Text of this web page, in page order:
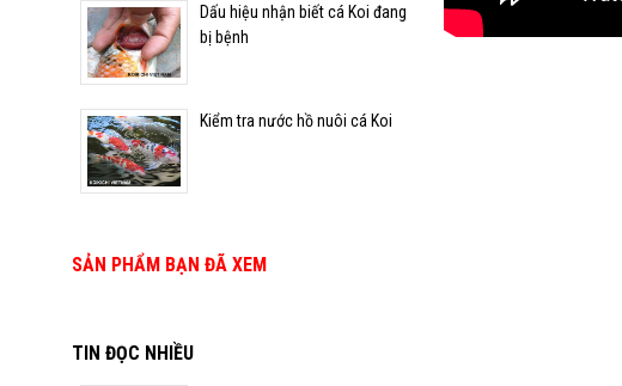
Dấu hiệu nhận biết cá Koi đang
bị bệnh
Kiểm tra nước hồ nuôi cá Koi
SẢN PHẨM BẠN ĐÃ XEM
TIN ĐỌC NHIỀU